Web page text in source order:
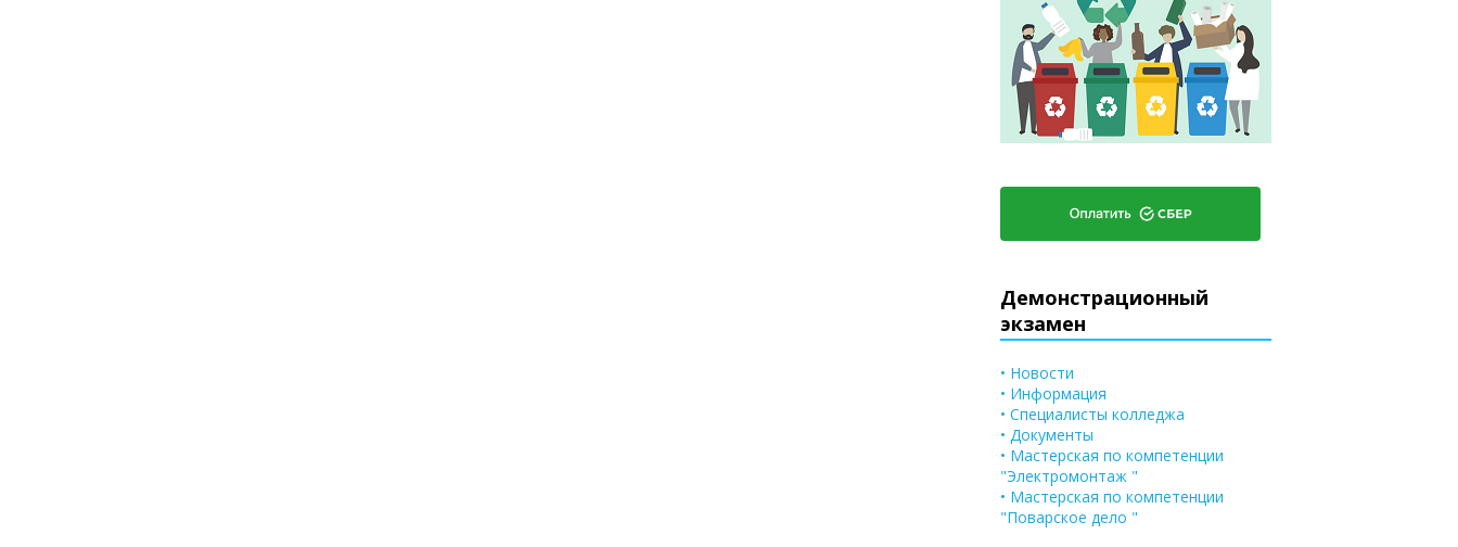
Демонстрационный
экзамен
• Новости
• Информация
• Специалисты колледжа
• Документы
• Мастерская по компетенции
"Электромонтаж "
• Мастерская по компетенции
"Поварское дело "